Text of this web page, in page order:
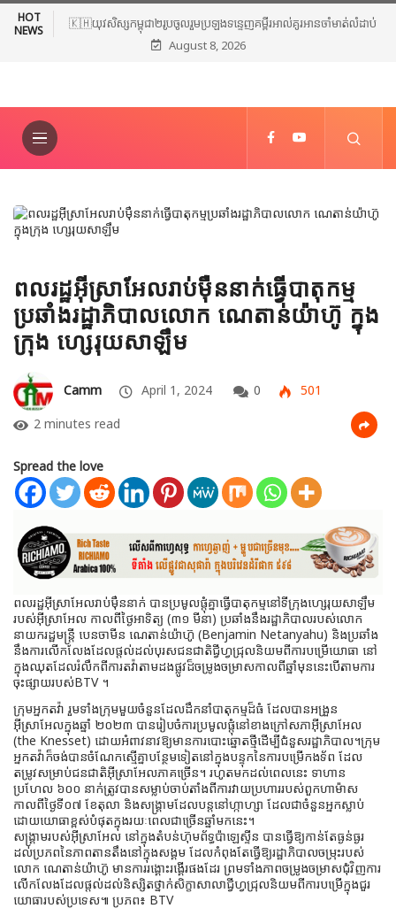
HOT
NEWS
🇰🇭យុវសិស្សកម្ពុជា២រូបចូលរួមប្រឡងទន្ទេញគម្ពីរអាល់គូរអានចាំមាត់លំដាប់
ពិភពលោក លើកទី៤៦ នៅទីក្រុងម៉ាក់កះ ប្រទេសអារ៉ាប៊ីសាអូឌីត
August 8, 2026
ពលរដ្ឋអ៊ីស្រាអែលរាប់ម៉ឺននាក់ធ្វើបាតុកម្ម
ប្រឆាំងរដ្ឋាភិបាលលោក ណេតាន់យ៉ាហ៊ូ ក្នុង
ក្រុង ហ្សេរុយសាឡឹម
Camm April 1, 2024 0
501
2 minutes read
Spread the love
ពលរដ្ឋអ៊ីស្រាអែលរាប់ម៉ឺននាក់ បានប្រមូលផ្ដុំគ្នាធ្វើបាតុកម្មនៅទីក្រុងហ្សេរុយសាឡឹម
របស់អ៊ីស្រាអែល កាលពីថ្ងៃអាទិត្យ (៣១ មីនា) ប្រឆាំងនឹងរដ្ឋាភិបាលរបស់លោក
នាយករដ្ឋមន្រ្តី បេនចាមីន ណេតាន់យ៉ាហ៊ូ (Benjamin Netanyahu) និងប្រឆាំង
នឹងការលើកលែងដែលផ្តល់ដល់បុរសជនជាតិជ្វីហ្វជ្រុលនិយមពីការបម្រើយោធា នៅ
ក្នុងឈុតដែលរំលឹកពីការតវ៉ាតាមដងផ្លូវដ៏ចម្រូងចម្រាសកាលពីឆ្នាំមុននេះបើតាមការ
ចុះផ្សាយរបស់BTV ។
ក្រុមអ្នកតវ៉ា រួមទាំងក្រុមមួយចំនួនដែលដឹកនាំបាតុកម្មដ៏ធំ ដែលបានអង្រួន
អ៊ីស្រាអែលក្នុងឆ្នាំ ២០២៣ បានរៀបចំការប្រមូលផ្តុំនៅខាងក្រៅសភាអ៊ីស្រាអែល
(the Knesset) ដោយអំពាវនាវឱ្យមានការបោះឆ្នោតថ្មីដើម្បីជំនួសរដ្ឋាភិបាល។ក្រុម
អ្នកតវ៉ាក៏ចង់បានចំណែកស្មើគ្នាបន្ថែមទៀតនៅក្នុងបន្ទុកនៃការបម្រើកងទ័ព ដែល
តម្រូវសម្រាប់ជនជាតិអ៊ីស្រាអែលភាគច្រើន។ រហូតមកដល់ពេលនេះ ទាហាន
ប្រហែល ៦០០ នាក់ត្រូវបានសម្លាប់ចាប់តាំងពីការវាយប្រហាររបស់ពួកហាម៉ាស
កាលពីថ្ងៃទី០៧ ខែតុលា និងសង្រ្គាមដែលបន្តនៅហ្កាហ្សា ដែលជាចំនួនអ្នកស្លាប់
ដោយយោធាខ្ពស់បំផុតក្នុងរយៈពេលជាច្រើនឆ្នាំមកនេះ។
សង្រ្គាមរបស់អ៊ីស្រាអែល នៅក្នុងតំបន់ហ៊ុមព័ទ្ធប៉ាឡេស្ទីន បានធ្វើឱ្យកាន់តែធ្ងន់ធ្ងរ
ដល់ប្រភពនៃភាពតានតឹងនៅក្នុងសង្គម ដែលកំពុងតែធ្វើឱ្យរដ្ឋាភិបាលចម្រុះរបស់
លោក ណេតាន់យ៉ាហ៊ូ មានការរង្គោះរង្គើរផងដែរ ព្រមទាំងភាពចម្រូងចម្រាសជុំវិញការ
លើកលែងដែលផ្តល់ដល់និស្សិតថ្នាក់សិក្ខាសាលាជ្វីហ្វជ្រុលនិយមពីការបម្រើក្នុងជួរ
យោធារបស់ប្រទេស៕ ប្រភព៖ BTV